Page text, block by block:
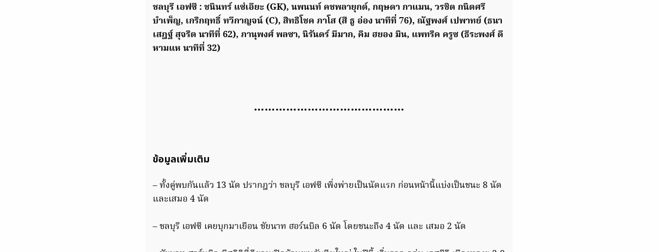
ชลบุรี เอฟซี : ชนินทร์ แซ่เอียะ (GK), นพนนท์ คชพลายุกต์, กฤษดา กาแมน, วรชิต กนิตศรี
บำเพ็ญ, เกริกฤทธิ์ ทวีกาญจน์ (C), สิทธิโชค ภาโส (สี ธู อ่อง นาทีที่ 76), ณัฐพงศ์ เปพาทย์ (ธนา
เสฎฐ์ สุจริต นาทีที่ 62), ภานุพงศ์ พลซา, นิรันดร์ มีมาก, คิม ฮยอง มิน, แพทริค ครูซ (ธีระพงศ์ ดี
หามแห นาทีที่ 32)
……………………………………
ข้อมูลเพิ่มเติม
– ทั้งคู่พบกันแล้ว 13 นัด ปรากฎว่า ชลบุรี เอฟซี เพิ่งพ่ายเป็นนัดแรก ก่อนหน้านี้แบ่งเป็นชนะ 8 นัด
และเสมอ 4 นัด
– ชลบุรี เอฟซี เคยบุกมาเยือน ชัยนาท ฮอร์นบิล 6 นัด โดยชนะถึง 4 นัด และ เสมอ 2 นัด